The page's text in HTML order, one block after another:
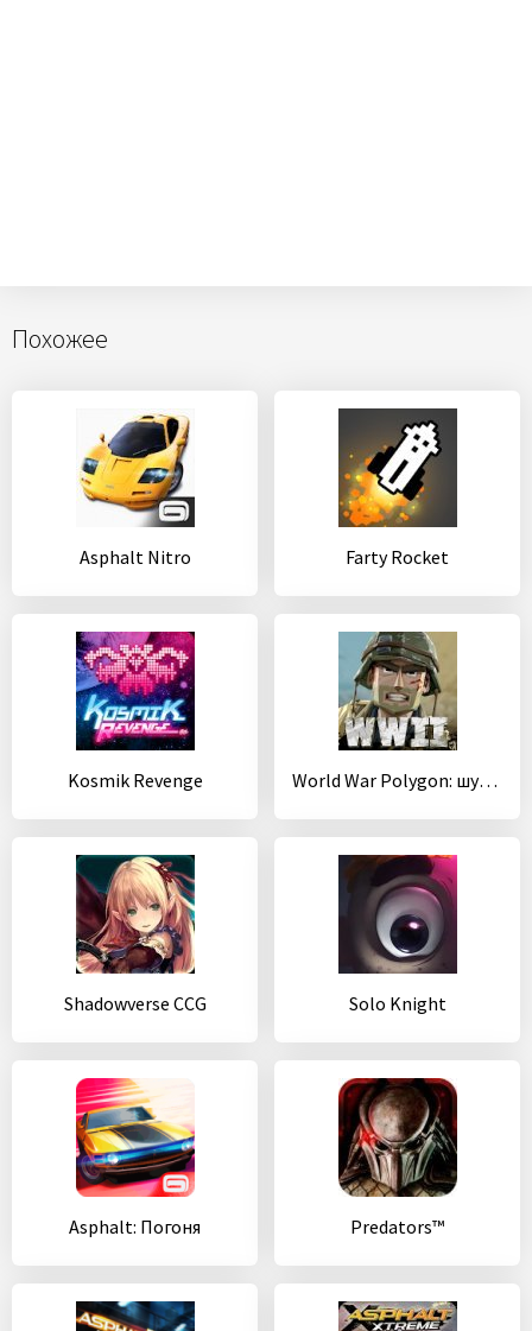
Похожее
Asphalt Nitro Farty Rocket
Kosmik Revenge World War Polygon: шутер про Вторую мировую
Shadowverse CCG Solo Knight
Asphalt: Погоня Predators™